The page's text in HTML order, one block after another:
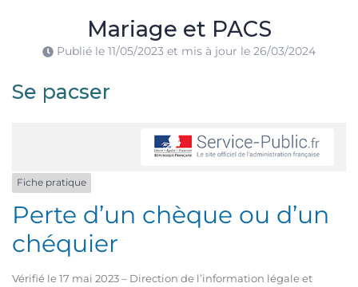
Mariage et PACS
Publié le 11/05/2023 et mis à jour le 26/03/2024
Se pacser
Fiche pratique
Perte d’un chèque ou d’un
chéquier
Vérifié le 17 mai 2023 – Direction de l’information légale et